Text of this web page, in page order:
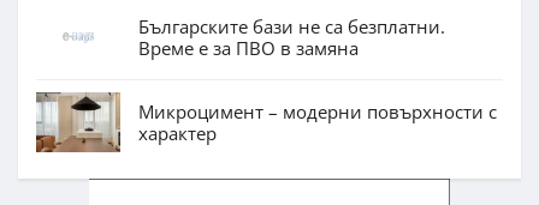
Българските бази не са безплатни.
Време е за ПВО в замяна
Микроцимент – модерни повърхности с
характер